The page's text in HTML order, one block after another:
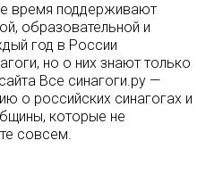
время поддерживают
образовательной и
год в России
но о них знают только
Все синагоги.ру —
о российских синагогах и
которые не
совсем.